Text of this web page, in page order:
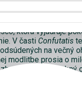
iraev diele zaznieva
, ktorá vyjadruje
V časti Confutatis
na večný
modlitbe prosia o
a sólisti hudobný
– a to je len pár